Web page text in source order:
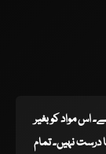
اس مواد کو بغیر
نہیں۔ تمام